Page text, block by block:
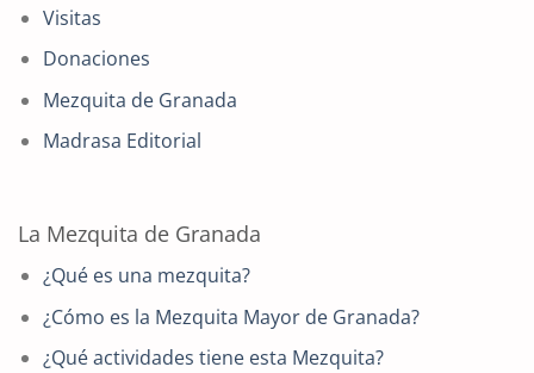
Visitas
Donaciones
Mezquita de Granada
Madrasa Editorial
La Mezquita de Granada
¿Qué es una mezquita?
¿Cómo es la Mezquita Mayor de Granada?
¿Qué actividades tiene esta Mezquita?